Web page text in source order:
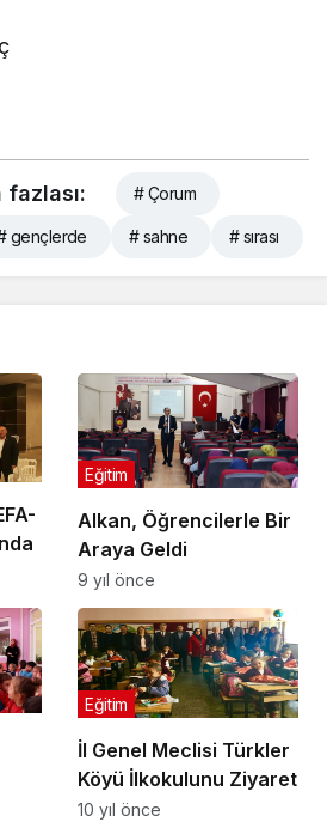
# Çorum
gençlerde # sahne # sırası
Alkan, Öğrencilerle Bir
Araya Geldi
Eğitim
9 yıl önce
İl Genel Meclisi Türkler
Köyü İlkokulunu Ziyaret
Eğitim
10 yıl önce